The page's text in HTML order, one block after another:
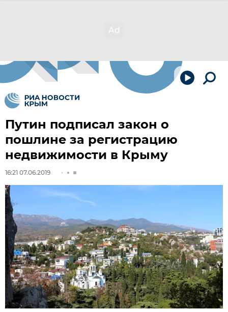
Путин подписал закон о
пошлине за регистрацию
недвижимости в Крыму
16:21 07.06.2019